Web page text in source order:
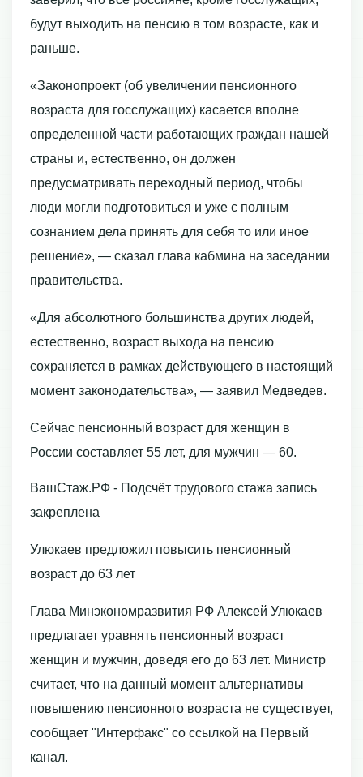
будут выходить на пенсию в том возрасте, как и
раньше.
«Законопроект (об увеличении пенсионного
возраста для госслужащих) касается вполне
определенной части работающих граждан нашей
страны и, естественно, он должен
предусматривать переходный период, чтобы
люди могли подготовиться и уже с полным
сознанием дела принять для себя то или иное
решение», — сказал глава кабмина на заседании
правительства.
«Для абсолютного большинства других людей,
естественно, возраст выхода на пенсию
сохраняется в рамках действующего в настоящий
момент законодательства», — заявил Медведев.
Сейчас пенсионный возраст для женщин в
России составляет 55 лет, для мужчин — 60.
ВашСтаж.РФ - Подсчёт трудового стажа запись
закреплена
Улюкаев предложил повысить пенсионный
возраст до 63 лет
Глава Минэкономразвития РФ Алексей Улюкаев
предлагает уравнять пенсионный возраст
женщин и мужчин, доведя его до 63 лет. Министр
считает, что на данный момент альтернативы
повышению пенсионного возраста не существует,
сообщает "Интерфакс" со ссылкой на Первый
канал.